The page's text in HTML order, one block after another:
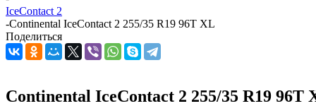
IceContact 2
-Continental IceContact 2 255/35 R19 96T XL
Поделиться
Continental IceContact 2 255/35 R19 96T